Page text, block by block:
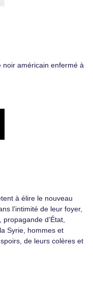
noir américain enfermé à
à élire le nouveau
l’intimité de leur foyer,
d’État,
Syrie, hommes et
de leurs colères et